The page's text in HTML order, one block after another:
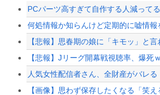
PCパーツ高すぎて自作する人減って
【悲報】Jリーグ開幕戦視聴率、爆死